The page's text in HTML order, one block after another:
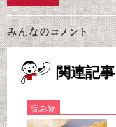
関連記事
読み物